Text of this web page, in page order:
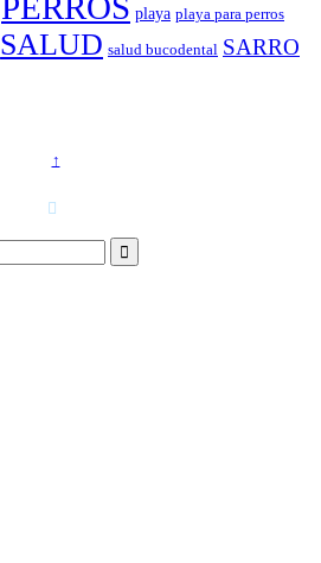
playa playa para perros
SALUD salud bucodental SARRO
↑

